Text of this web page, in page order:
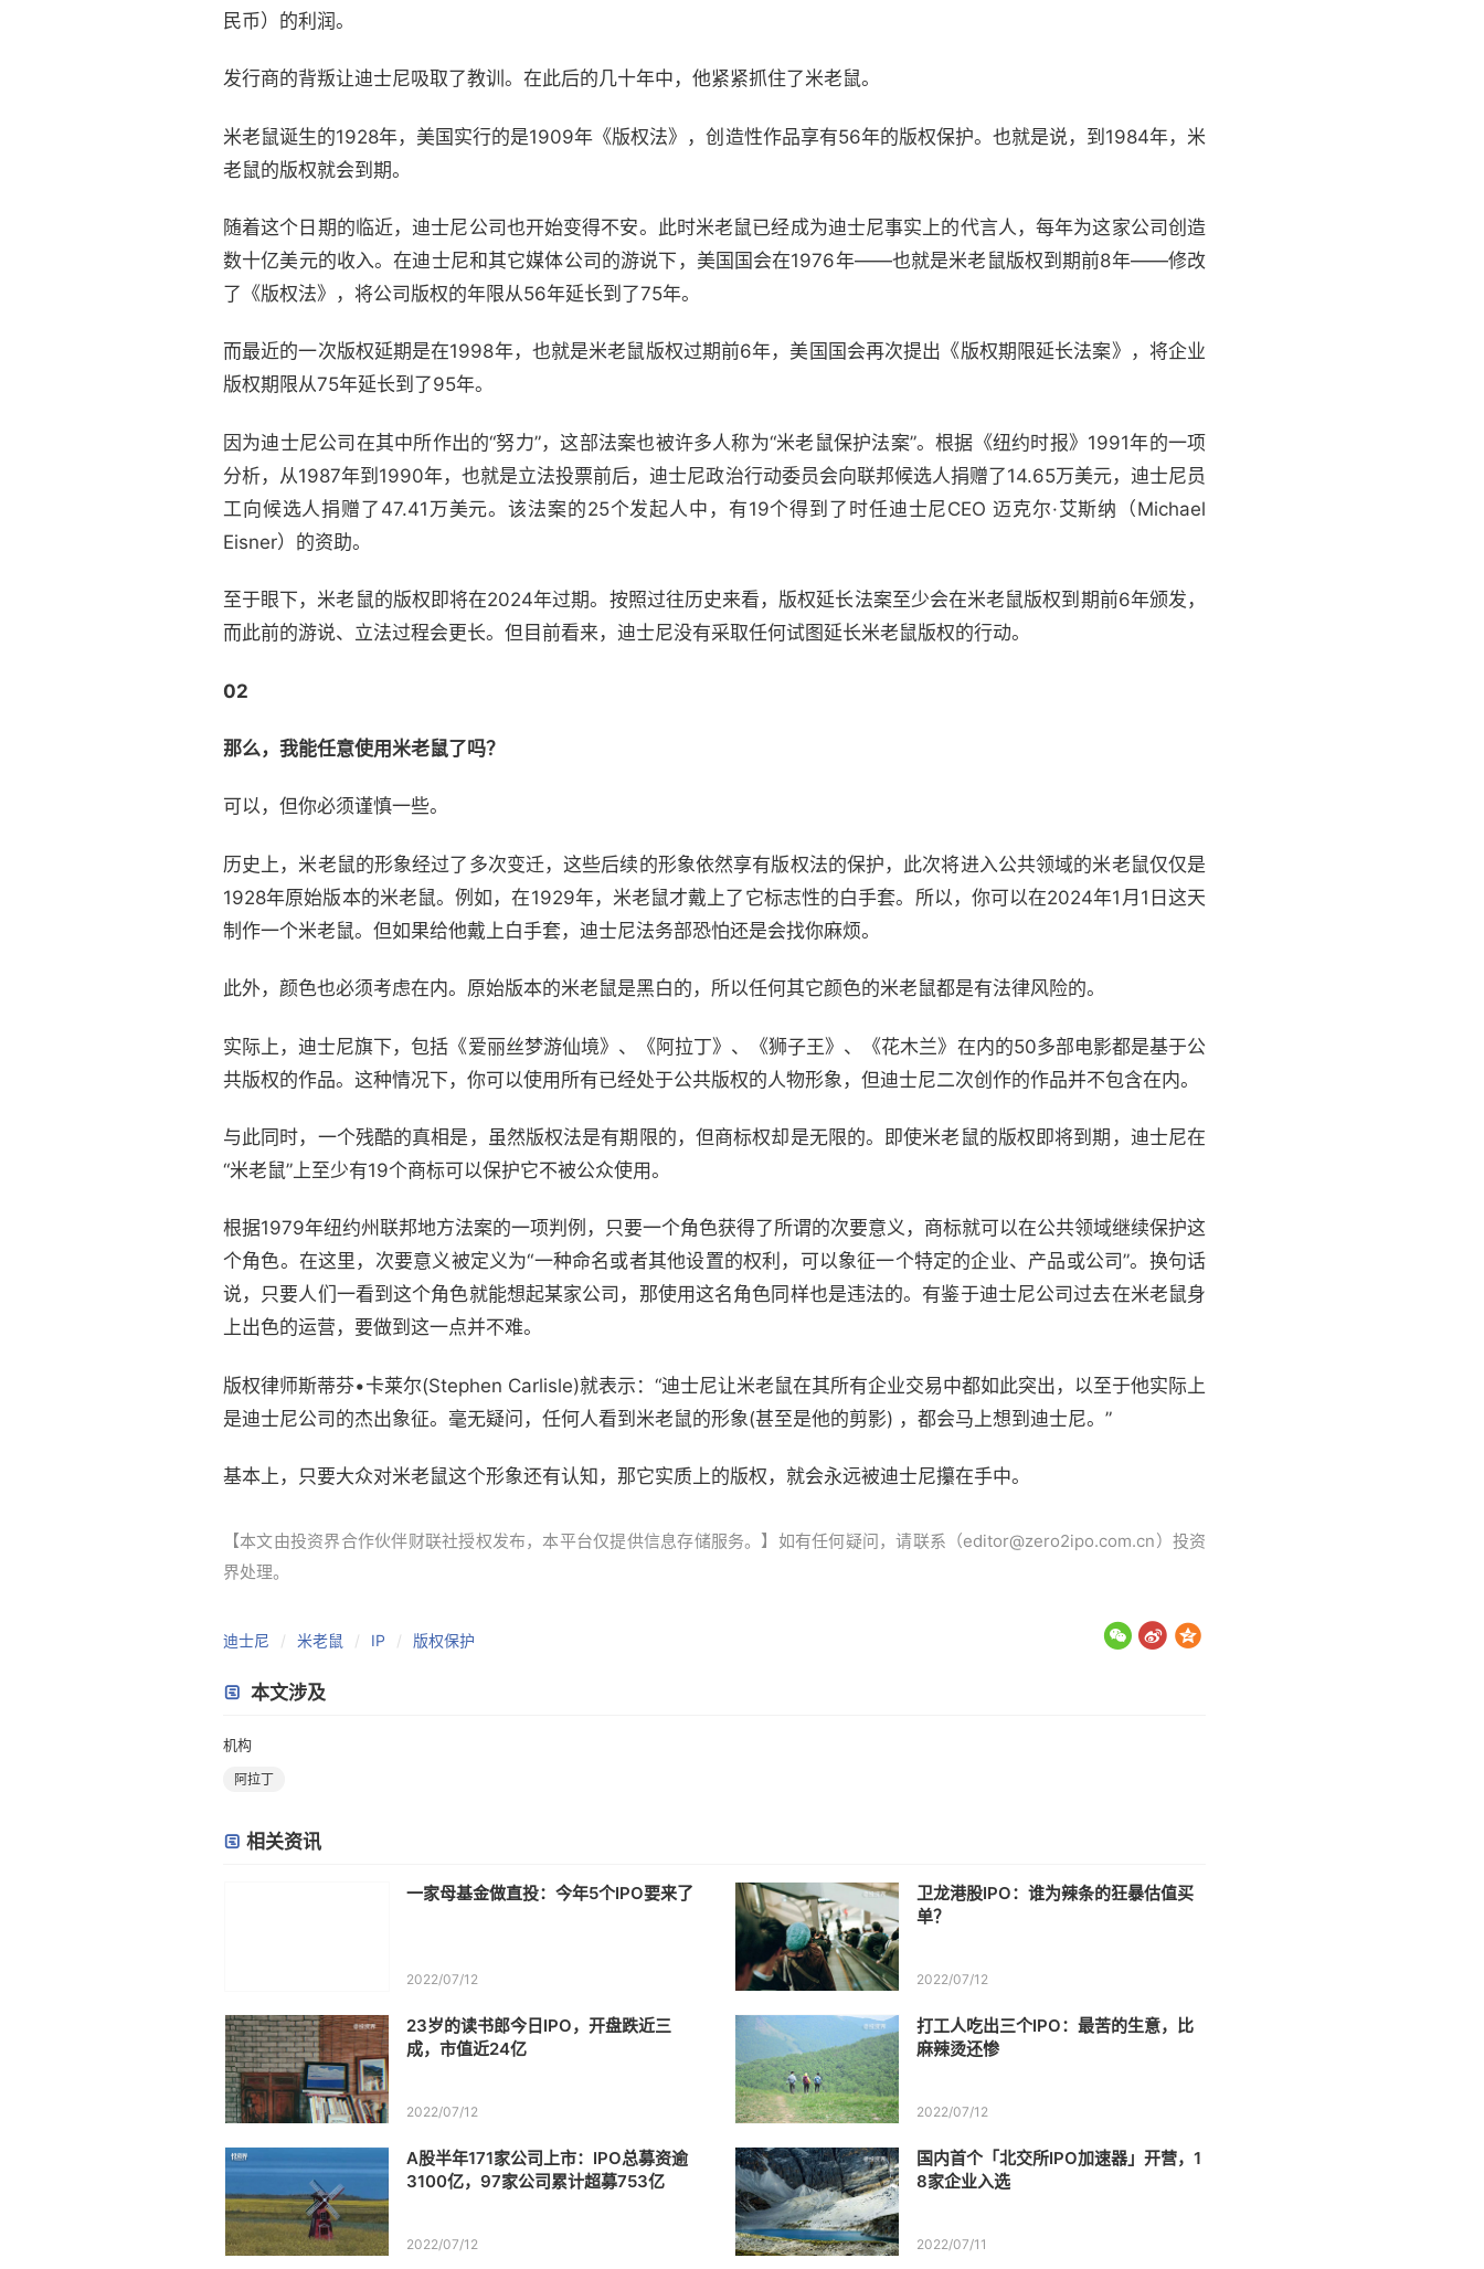
民币）的利润。
发行商的背叛让迪士尼吸取了教训。在此后的几十年中，他紧紧抓住了米老鼠。
米老鼠诞生的1928年，美国实行的是1909年《版权法》，创造性作品享有56年的版权保护。也就是说，到1984年，米
老鼠的版权就会到期。
随着这个日期的临近，迪士尼公司也开始变得不安。此时米老鼠已经成为迪士尼事实上的代言人，每年为这家公司创造
数十亿美元的收入。在迪士尼和其它媒体公司的游说下，美国国会在1976年——也就是米老鼠版权到期前8年——修改
了《版权法》，将公司版权的年限从56年延长到了75年。
而最近的一次版权延期是在1998年，也就是米老鼠版权过期前6年，美国国会再次提出《版权期限延长法案》，将企业
版权期限从75年延长到了95年。
因为迪士尼公司在其中所作出的“努力”，这部法案也被许多人称为“米老鼠保护法案”。根据《纽约时报》1991年的一项
分析，从1987年到1990年，也就是立法投票前后，迪士尼政治行动委员会向联邦候选人捐赠了14.65万美元，迪士尼员
工向候选人捐赠了47.41万美元。该法案的25个发起人中，有19个得到了时任迪士尼CEO 迈克尔·艾斯纳（Michael
Eisner）的资助。
至于眼下，米老鼠的版权即将在2024年过期。按照过往历史来看，版权延长法案至少会在米老鼠版权到期前6年颁发，
而此前的游说、立法过程会更长。但目前看来，迪士尼没有采取任何试图延长米老鼠版权的行动。
02
那么，我能任意使用米老鼠了吗？
可以，但你必须谨慎一些。
历史上，米老鼠的形象经过了多次变迁，这些后续的形象依然享有版权法的保护，此次将进入公共领域的米老鼠仅仅是
1928年原始版本的米老鼠。例如，在1929年，米老鼠才戴上了它标志性的白手套。所以，你可以在2024年1月1日这天
制作一个米老鼠。但如果给他戴上白手套，迪士尼法务部恐怕还是会找你麻烦。
此外，颜色也必须考虑在内。原始版本的米老鼠是黑白的，所以任何其它颜色的米老鼠都是有法律风险的。
实际上，迪士尼旗下，包括《爱丽丝梦游仙境》、《阿拉丁》、《狮子王》、《花木兰》在内的50多部电影都是基于公
共版权的作品。这种情况下，你可以使用所有已经处于公共版权的人物形象，但迪士尼二次创作的作品并不包含在内。
与此同时，一个残酷的真相是，虽然版权法是有期限的，但商标权却是无限的。即使米老鼠的版权即将到期，迪士尼在
“米老鼠”上至少有19个商标可以保护它不被公众使用。
根据1979年纽约州联邦地方法案的一项判例，只要一个角色获得了所谓的次要意义，商标就可以在公共领域继续保护这
个角色。在这里，次要意义被定义为“一种命名或者其他设置的权利，可以象征一个特定的企业、产品或公司”。换句话
说，只要人们一看到这个角色就能想起某家公司，那使用这名角色同样也是违法的。有鉴于迪士尼公司过去在米老鼠身
上出色的运营，要做到这一点并不难。
版权律师斯蒂芬•卡莱尔(Stephen Carlisle)就表示：“迪士尼让米老鼠在其所有企业交易中都如此突出，以至于他实际上
是迪士尼公司的杰出象征。毫无疑问，任何人看到米老鼠的形象(甚至是他的剪影) ，都会马上想到迪士尼。”
基本上，只要大众对米老鼠这个形象还有认知，那它实质上的版权，就会永远被迪士尼攥在手中。
【本文由投资界合作伙伴财联社授权发布，本平台仅提供信息存储服务。】如有任何疑问，请联系（editor@zero2ipo.com.cn）投资
界处理。
迪士尼 米老鼠 IP 版权保护
本文涉及
机构
阿拉丁
相关资讯
一家母基金做直投：今年5个IPO要来了
2022/07/12
卫龙港股IPO：谁为辣条的狂暴估值买
单？
2022/07/12
23岁的读书郎今日IPO，开盘跌近三
成，市值近24亿
2022/07/12
打工人吃出三个IPO：最苦的生意，比
麻辣烫还惨
2022/07/12
A股半年171家公司上市：IPO总募资逾
3100亿，97家公司累计超募753亿
2022/07/12
国内首个「北交所IPO加速器」开营，1
8家企业入选
2022/07/11